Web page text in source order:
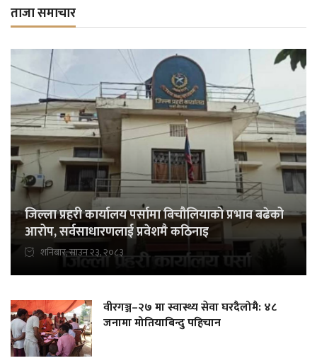
ताजा समाचार
जिल्ला प्रहरी कार्यालय पर्सामा बिचौलियाको प्रभाव बढेको
आरोप, सर्वसाधारणलाई प्रवेशमै कठिनाइ
शनिबार, साउन २३, २०८३
वीरगञ्ज–२७ मा स्वास्थ्य सेवा घरदैलोमै: ४८
जनामा मोतियाबिन्दु पहिचान